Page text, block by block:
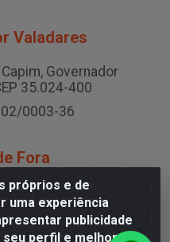
próprios e de
uma experiência
publicidade
perfil e melhorar a
Valadares
Governador
35.024-400
0003-36
Fora
B2 Condominio Brasil
de Fora/MG
0005-06